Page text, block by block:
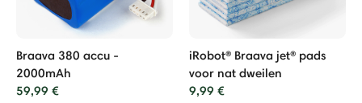
Braava 380 accu -
2000mAh
59,99 €
iRobot® Braava jet® pads
voor nat dweilen
9,99 €